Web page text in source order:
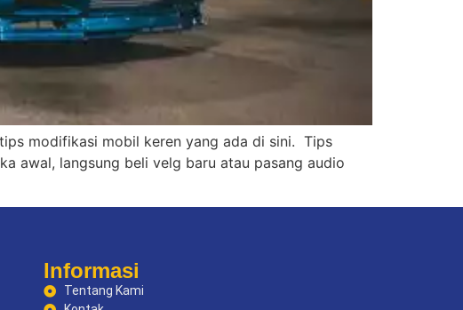
modifikasi mobil keren yang ada di sini. Tips
awal, langsung beli velg baru atau pasang audio
Informasi
Tentang Kami